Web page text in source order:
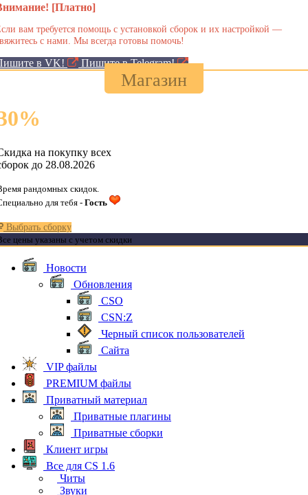
[Платно]
вам требуется помощь с установкой сборок и их настройкой —
с нами. Мы всегда готовы помочь!
в VK! Пишите в Telegram!
Магазин
%
на покупку всех
до 28.08.2026
рандомных скидок.
для тебя - Гость
Выбрать сборку
цены указаны с учетом скидки
Новости
Обновления
CSO
CSN:Z
Черный список пользователей
Сайта
VIP файлы
PREMIUM файлы
Приватный материал
Приватные плагины
Приватные сборки
Клиент игры
Все для CS 1.6
Читы
Звуки